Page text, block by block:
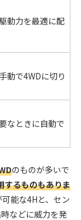
動力を最適に配
動で4WDに切り
なときに自動で
のものが多いで
するものもありま
能な4Hと、セン
などに威力を発